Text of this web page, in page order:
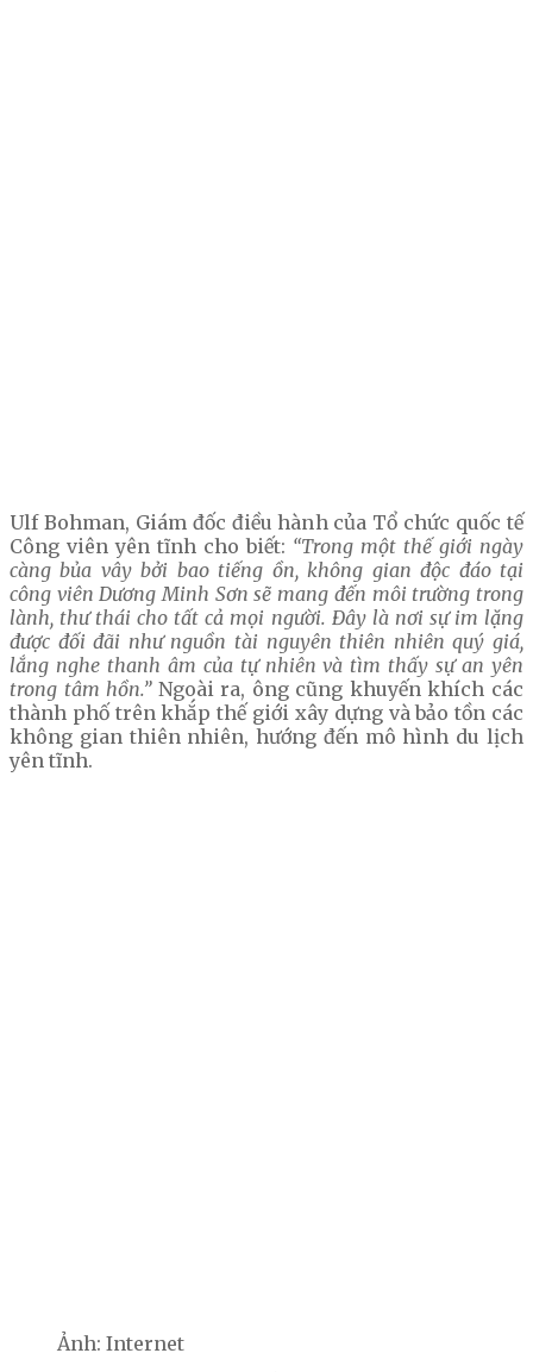
Ulf Bohman, Giám đốc điều hành của Tổ chức quốc tế
Công viên yên tĩnh cho biết: “Trong một thế giới ngày
càng bủa vây bởi bao tiếng ồn, không gian độc đáo tại
công viên Dương Minh Sơn sẽ mang đến môi trường trong
lành, thư thái cho tất cả mọi người. Đây là nơi sự im lặng
được đối đãi như nguồn tài nguyên thiên nhiên quý giá,
lắng nghe thanh âm của tự nhiên và tìm thấy sự an yên
trong tâm hồn.”Ngoài ra, ông cũng khuyến khích các
thành phố trên khắp thế giới xây dựng và bảo tồn các
không gian thiên nhiên, hướng đến mô hình du lịch
yên tĩnh.
Ảnh: Internet